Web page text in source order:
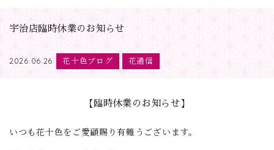
宇治店臨時休業のお知らせ
2026.06.26 花十色ブログ 花通信
【臨時休業のお知らせ】
いつも花十色をご愛顧賜り有難うございます。